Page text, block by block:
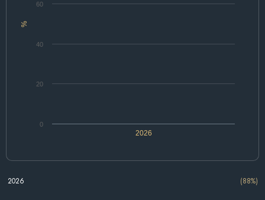
%
2026
0
20
40
60
2026 (88%)